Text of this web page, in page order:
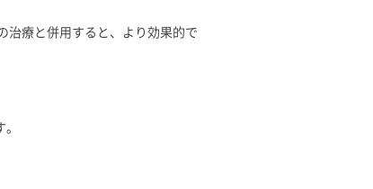
治療と併用すると、より効果的で